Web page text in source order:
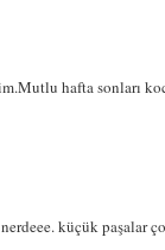
hafta sonları
küçük paşalar